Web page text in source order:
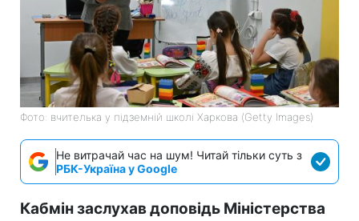
Фото: вчителька у підземній школі Харкова (Getty Images)
Не витрачай час на шум! Читай тільки суть з
РБК-Україна у Google
Кабмін заслухав доповідь Міністерства